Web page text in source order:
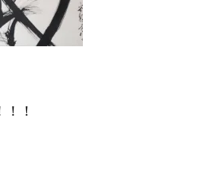
！